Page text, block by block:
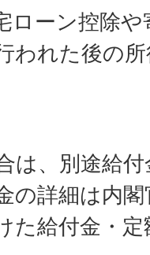
ローン控除
われた後の
は、別途給
の詳細は内
た給付金・